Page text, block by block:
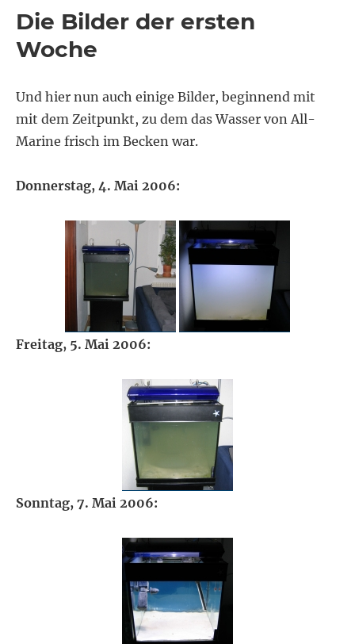
Die Bilder der ersten
Woche
Und hier nun auch einige Bilder, beginnend mit
mit dem Zeitpunkt, zu dem das Wasser von All-
Marine frisch im Becken war.
Donnerstag, 4. Mai 2006:
Freitag, 5. Mai 2006:
Sonntag, 7. Mai 2006: